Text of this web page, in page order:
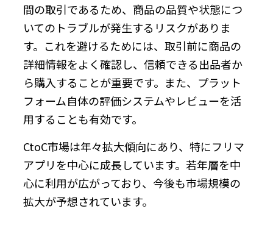
間の取引であるため、商品の品質や状態につ
いてのトラブルが発生するリスクがありま
す。これを避けるためには、取引前に商品の
詳細情報をよく確認し、信頼できる出品者か
ら購入することが重要です。また、プラット
フォーム自体の評価システムやレビューを活
用することも有効です。
CtoC市場は年々拡大傾向にあり、特にフリマ
アプリを中心に成長しています。若年層を中
心に利用が広がっており、今後も市場規模の
拡大が予想されています。